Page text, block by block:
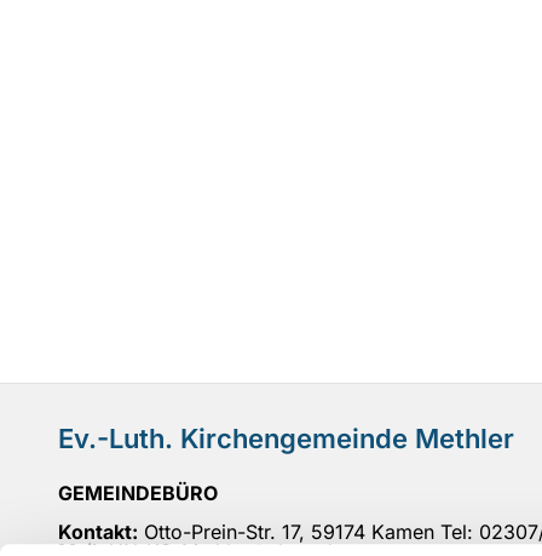
Ev.-Luth. Kirchengemeinde Methler
GEMEINDEBÜRO
Kontakt: Otto-Prein-Str. 17, 59174 Kamen Tel:
Mail: UN-KG-Methler@ekvw.de